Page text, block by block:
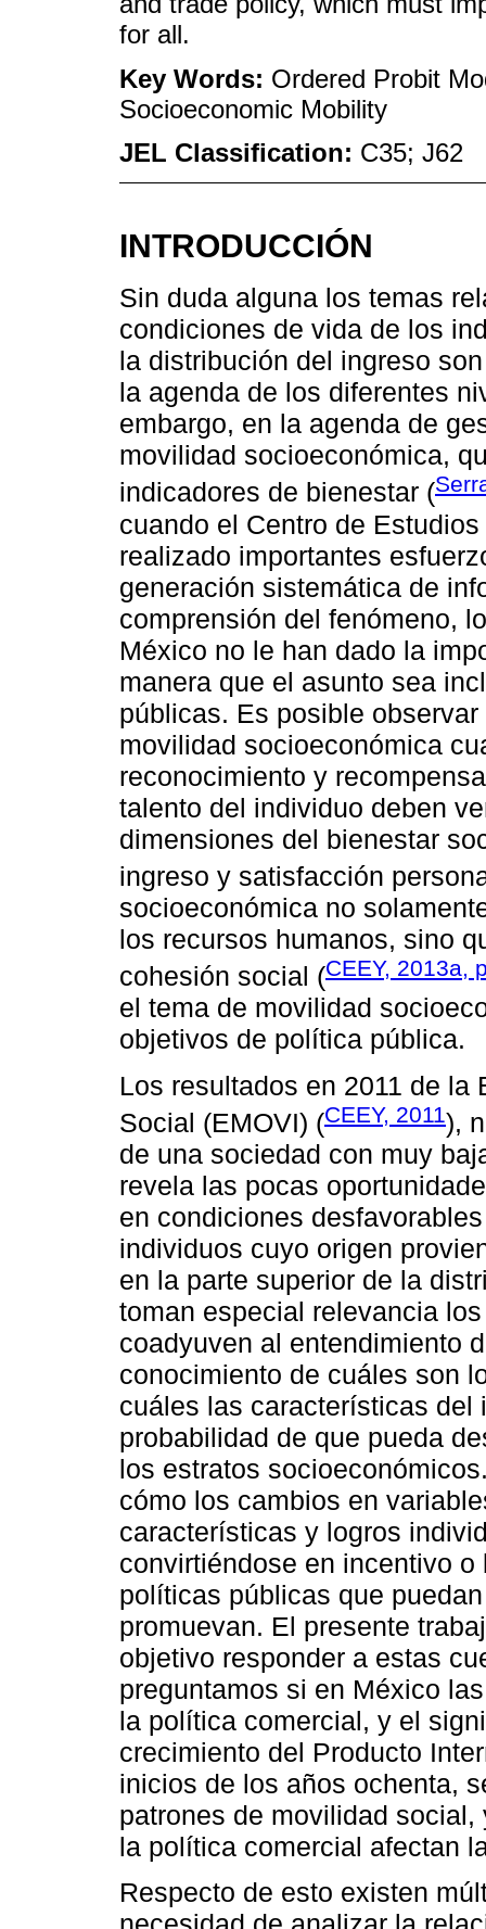
for all.
Key Words: Ordered Probit
Socioeconomic Mobility
JEL Classification: C35; J62
INTRODUCCIÓN
Sin duda alguna los temas
condiciones de vida de los
la distribución del ingreso
la agenda de los diferentes
embargo, en la agenda de
movilidad socioeconómica,
indicadores de bienestar (
cuando el Centro de
realizado importantes
generación sistemática de
comprensión del fenómeno,
México no le han dado la
manera que el asunto sea
públicas. Es posible
movilidad socioeconómica
reconocimiento y
talento del individuo deben
dimensiones del bienestar
ingreso y satisfacción
socioeconómica no
los recursos humanos, sino
cohesión social (CEEY, 2013a,
el tema de movilidad
objetivos de política pública.
Los resultados en 2011 de
Social (EMOVI) (CEEY, 2011),
de una sociedad con muy
revela las pocas
en condiciones
individuos cuyo origen
en la parte superior de la
toman especial relevancia
coadyuven al entendimiento
conocimiento de cuáles son
cuáles las características del
probabilidad de que pueda
los estratos
cómo los cambios en
características y logros
convirtiéndose en incentivo
políticas públicas que
promuevan. El presente
objetivo responder a estas
preguntamos si en México
la política comercial, y el
crecimiento del Producto
inicios de los años ochenta,
patrones de movilidad
la política comercial afectan
Respecto de esto existen